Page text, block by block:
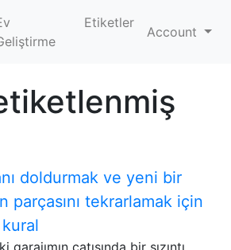
Etiketler
Account
doldurmak ve yeni bir
parçasını tekrarlamak için
garajımın çatısında bir sızıntı